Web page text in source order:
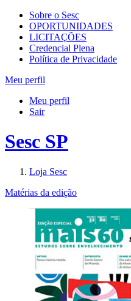
Sobre o Sesc
OPORTUNIDADES
LICITAÇÕES
Credencial Plena
Política de Privacidade
Meu perfil
Meu perfil
Sair
Sesc SP
Loja Sesc
Matérias da edição